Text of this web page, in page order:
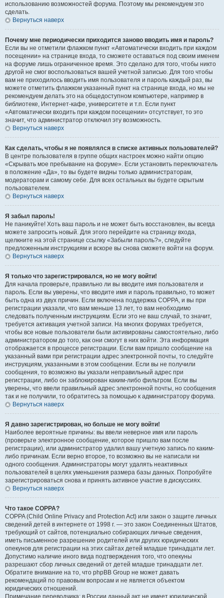
использованию возможностей форума. Поэтому мы рекомендуем это
сделать.
Вернуться наверх
Почему мне периодически приходится заново вводить имя и пароль?
Если вы не отметили флажком пункт «Автоматически входить при каждом
посещении» на странице входа, то сможете оставаться под своим именем
на форуме лишь ограниченное время. Это сделано для того, чтобы никто
другой не смог воспользоваться вашей учетной записью. Для того чтобы
вам не приходилось вводить имя пользователя и пароль каждый раз, вы
можете отметить флажком указанный пункт на странице входа, но мы не
рекомендуем делать это на общедоступном компьютере, например в
библиотеке, Интернет-кафе, университете и т.п. Если пункт
«Автоматически входить при каждом посещении» отсутствует, то это
значит, что администратор отключил эту возможность.
Вернуться наверх
Как сделать, чтобы я не появлялся в списке активных пользователей?
В центре пользователя в группе общих настроек можно найти опцию
«Скрывать мое пребывание на форуме». Если установить переключатель
в положение «Да», то вы будете видны только администраторам,
модераторам и самому себе. Для всех остальных вы будете скрытым
пользователем.
Вернуться наверх
Я забыл пароль!
Не паникуйте! Хоть ваш пароль и не может быть восстановлен, вы всегда
можете запросить новый. Для этого перейдите на страницу входа,
щелкните на этой странице ссылку «Забыли пароль?», следуйте
предложенным инструкциям и вскоре вы снова сможете войти на форум.
Вернуться наверх
Я только что зарегистрировался, но не могу войти!
Для начала проверьте, правильно ли вы вводите имя пользователя и
пароль. Если вы уверены, что вводите имя и пароль правильно, то может
быть одна из двух причин. Если включена поддержка COPPA, и вы при
регистрации указали, что вам меньше 13 лет, то вам необходимо
следовать полученным инструкциям. Если это не ваш случай, то значит,
требуется активация учетной записи. На многих форумах требуется,
чтобы все новые пользователи были активированы самостоятельно, либо
администратором до того, как они смогут в них войти. Эта информация
отображается в процессе регистрации. Если вам пришло сообщение на
указанный вами при регистрации адрес электронной почты, то следуйте
инструкциям, указанными в этом сообщении. Если вы не получили
сообщения, то возможно вы указали неправильный адрес при
регистрации, либо он заблокирован каким-либо фильтром. Если вы
уверены, что ввели правильный адрес электронной почты, но сообщения
так и не получили, то обратитесь за помощью к администратору форума.
Вернуться наверх
Я давно зарегистрирован, но больше не могу войти!
Наиболее вероятные причины: вы ввели неверное имя или пароль
(проверьте электронное сообщение, которое пришло вам после
регистрации), или администратор удалил вашу учетную запись по каким-
либо причинам. Если верно второе, то возможно вы не написали ни
одного сообщения. Администраторы могут удалять неактивных
пользователей в целях уменьшения размера базы данных. Попробуйте
зарегистрироваться снова и принять активное участие в дискуссиях.
Вернуться наверх
Что такое COPPA?
COPPA (Child Online Privacy and Protection Act) или закон о защите личных
сведений детей в интернете от 1998 г. — это закон Соединенных Штатов,
требующий от сайтов, потенциально собирающих личные сведения,
иметь письменное разрешение родителей или других юридических
опекунов для регистрации на этих сайтах детей младше тринадцати лет.
Допустимо наличие иного вида подтверждения того, что опекуны
разрешают сбор личных сведений от детей младше тринадцати лет.
Обратите внимание на то, что phpBB Group не может давать
рекомендаций по правовым вопросам и не является объектом
юридических отношений.
Примечание переводчика: в России данный акт не имеет юридической